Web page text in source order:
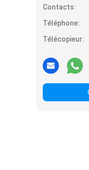
Contacts:
Téléphone:
Télécopieur: